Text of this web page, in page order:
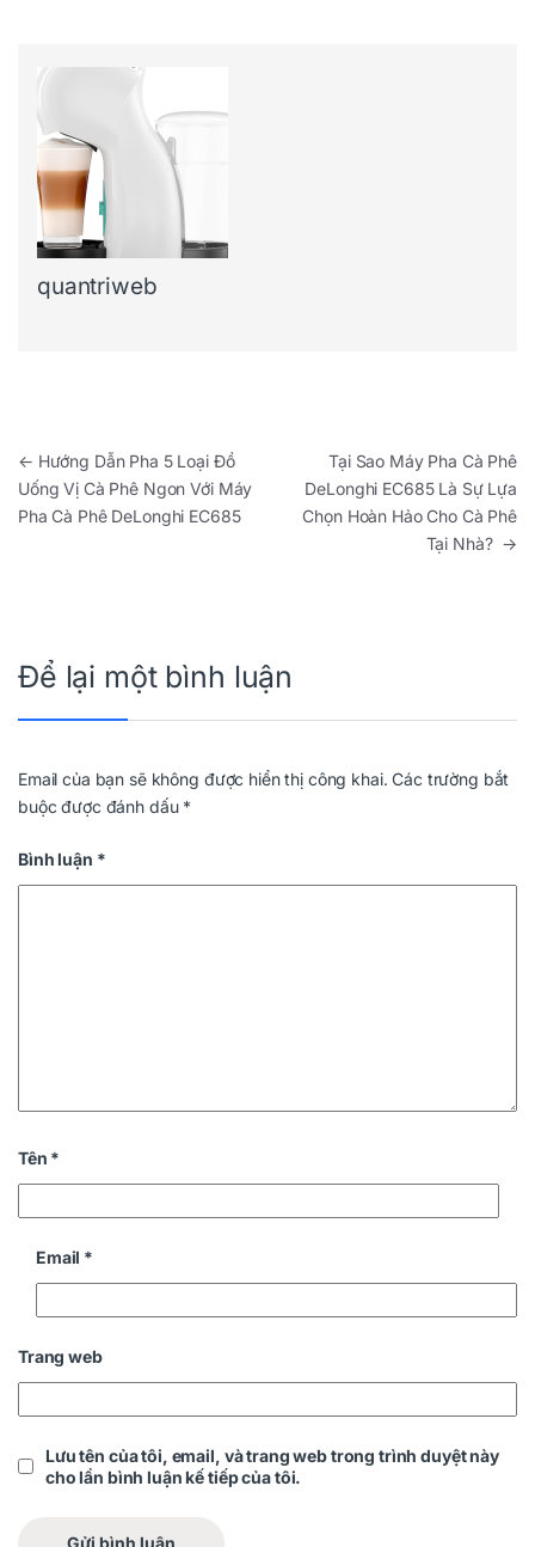
quantriweb
Điều hướng bài viết
← Hướng Dẫn Pha 5 Loại Đồ
Uống Vị Cà Phê Ngon Với Máy
Pha Cà Phê DeLonghi EC685
Tại Sao Máy Pha Cà Phê
DeLonghi EC685 Là Sự Lựa
Chọn Hoàn Hảo Cho Cà Phê
Tại Nhà? →
Để lại một bình luận
Email của bạn sẽ không được hiển thị công khai. Các trường bắt
buộc được đánh dấu *
Bình luận *
Tên *
Email *
Trang web
Lưu tên của tôi, email, và trang web trong trình duyệt này
cho lần bình luận kế tiếp của tôi.